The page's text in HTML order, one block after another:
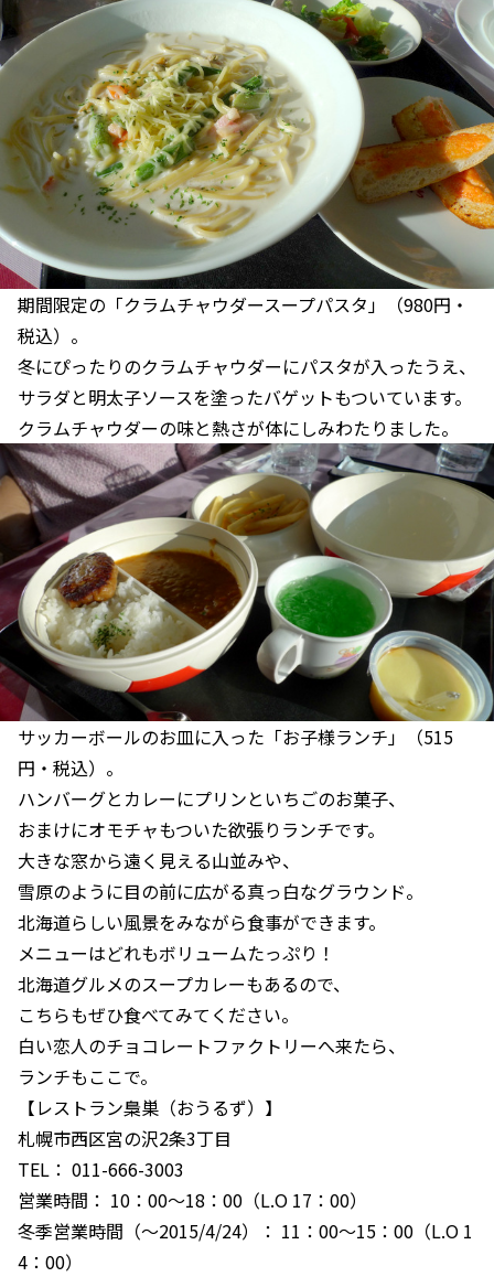
期間限定の「クラムチャウダースープパスタ」（980円・
税込）。
冬にぴったりのクラムチャウダーにパスタが入ったうえ、
サラダと明太子ソースを塗ったバゲットもついています。
クラムチャウダーの味と熱さが体にしみわたりました。
サッカーボールのお皿に入った「お子様ランチ」（515
円・税込）。
ハンバーグとカレーにプリンといちごのお菓子、
おまけにオモチャもついた欲張りランチです。
大きな窓から遠く見える山並みや、
雪原のように目の前に広がる真っ白なグラウンド。
北海道らしい風景をみながら食事ができます。
メニューはどれもボリュームたっぷり！
北海道グルメのスープカレーもあるので、
こちらもぜひ食べてみてください。
白い恋人のチョコレートファクトリーへ来たら、
ランチもここで。
【レストラン梟巣（おうるず）】
札幌市西区宮の沢2条3丁目
TEL： 011-666-3003
営業時間： 10：00～18：00（L.O 17：00）
冬季営業時間（～2015/4/24）： 11：00～15：00（L.O 1
4：00）